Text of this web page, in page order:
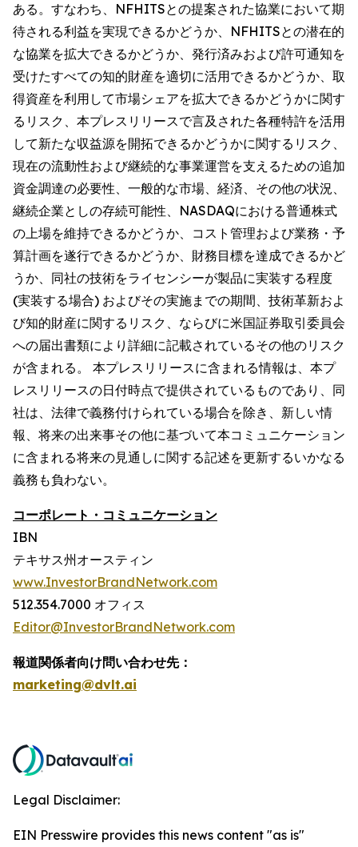
ある。すなわち、NFHITSとの提案された協業において期
待される利益を実現できるかどうか、NFHITSとの潜在的
な協業を拡大できるかどうか、発行済みおよび許可通知を
受けたすべての知的財産を適切に活用できるかどうか、取
得資産を利用して市場シェアを拡大できるかどうかに関す
るリスク、本プレスリリースで言及された各種特許を活用
して新たな収益源を開拓できるかどうかに関するリスク、
現在の流動性および継続的な事業運営を支えるための追加
資金調達の必要性、一般的な市場、経済、その他の状況、
継続企業としの存続可能性、NASDAQにおける普通株式
の上場を維持できるかどうか、コスト管理および業務・予
算計画を遂行できるかどうか、財務目標を達成できるかど
うか、同社の技術をライセンシーが製品に実装する程度
(実装する場合) およびその実施までの期間、技術革新およ
び知的財産に関するリスク、ならびに米国証券取引委員会
への届出書類により詳細に記載されているその他のリスク
が含まれる。 本プレスリリースに含まれる情報は、本プ
レスリリースの日付時点で提供されているものであり、同
社は、法律で義務付けられている場合を除き、新しい情
報、将来の出来事その他に基づいて本コミュニケーション
に含まれる将来の見通しに関する記述を更新するいかなる
義務も負わない。
コーポレート・コミュニケーション
IBN
テキサス州オースティン
www.InvestorBrandNetwork.com
512.354.7000 オフィス
Editor@InvestorBrandNetwork.com
報道関係者向け問い合わせ先：
marketing@dvlt.ai
Legal Disclaimer:
EIN Presswire provides this news content "as is"